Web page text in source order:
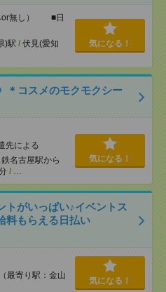
or無し） ■日
)駅 / 伏見(愛知
気になる！
＊コスメのモクモクシー
先による
名古屋駅から
/ …
気になる！
トがいっぱい♪イベントス
料もらえる日払い
最寄り駅：金山
気になる！